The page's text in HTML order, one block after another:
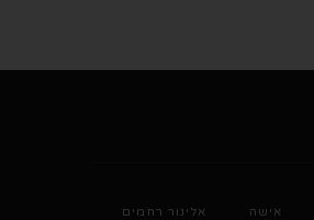
אישה אלינור רחמים